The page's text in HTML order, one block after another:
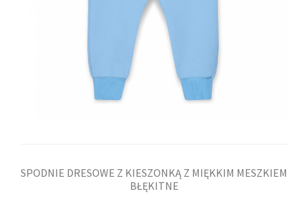
SPODNIE DRESOWE Z KIESZONKĄ Z MIĘKKIM MESZKIEM
BŁĘKITNE